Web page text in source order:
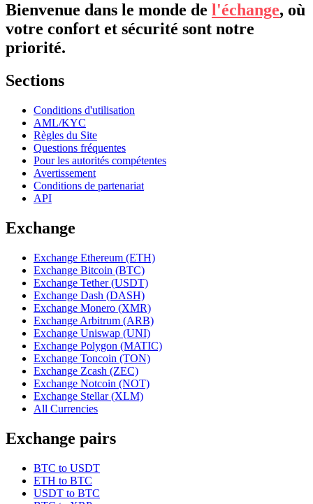
Bienvenue dans le monde de l'échange, où
votre confort et sécurité sont notre
priorité.
Sections
Conditions d'utilisation
AML/KYC
Règles du Site
Questions fréquentes
Pour les autorités compétentes
Avertissement
Conditions de partenariat
API
Exchange
Exchange Ethereum (ETH)
Exchange Bitcoin (BTC)
Exchange Tether (USDT)
Exchange Dash (DASH)
Exchange Monero (XMR)
Exchange Arbitrum (ARB)
Exchange Uniswap (UNI)
Exchange Polygon (MATIC)
Exchange Toncoin (TON)
Exchange Zcash (ZEC)
Exchange Notcoin (NOT)
Exchange Stellar (XLM)
All Currencies
Exchange pairs
BTC to USDT
ETH to BTC
USDT to BTC